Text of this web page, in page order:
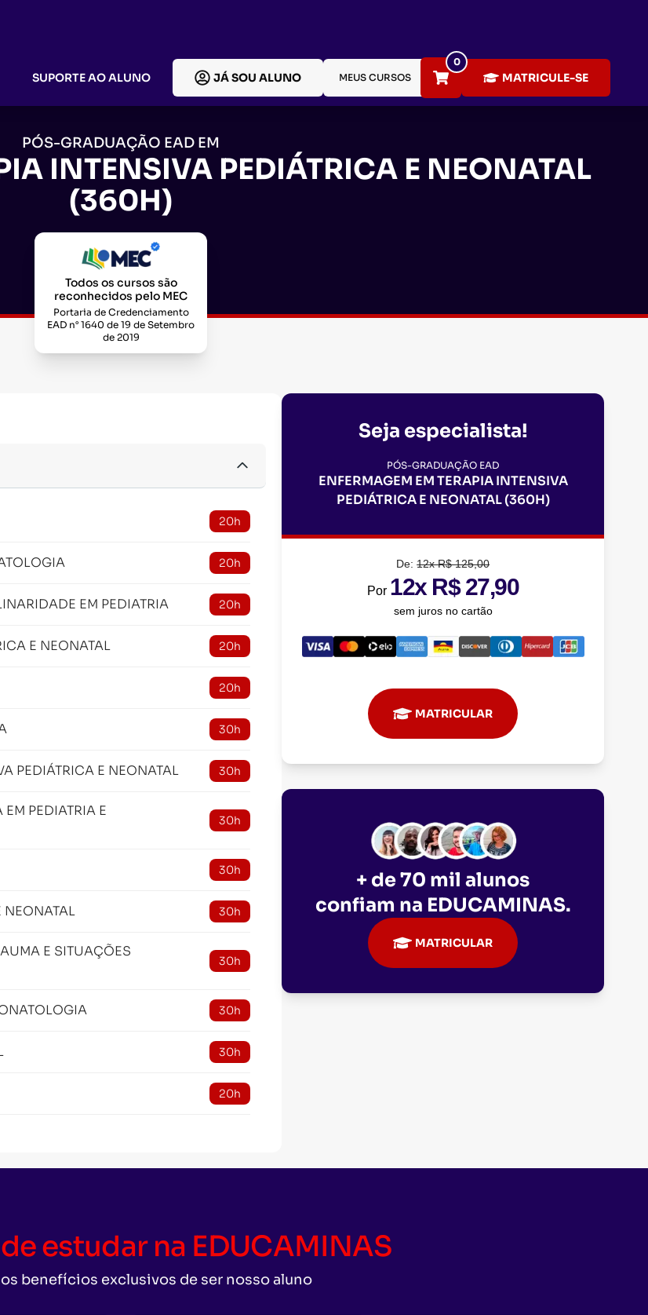
SUPORTE AO ALUNO JÁ SOU ALUNO MEUS CURSOS
0
MATRICULE-SE
PÓS-GRADUAÇÃO EAD EM
INTENSIVA PEDIÁTRICA E NEONATAL
(360H)
Todos os cursos são
reconhecidos pelo MEC
Portaria de Credenciamento
EAD n° 1640 de 19 de Setembro
de 2019
20h
20h
EM PEDIATRIA 20h
E NEONATAL 20h
20h
30h
PEDIÁTRICA E NEONATAL 30h
PEDIATRIA E
30h
30h
NEONATAL 30h
E SITUAÇÕES
30h
30h
30h
20h
Seja especialista!
PÓS-GRADUAÇÃO EAD
ENFERMAGEM EM TERAPIA INTENSIVA
PEDIÁTRICA E NEONATAL (360H)
De:12x R$ 125,00
Por 12x R$ 27,90
sem juros no cartão
MATRICULAR
+ de 70 mil alunos
confiam na EDUCAMINAS.
MATRICULAR
estudar na EDUCAMINAS
benefícios exclusivos de ser nosso aluno